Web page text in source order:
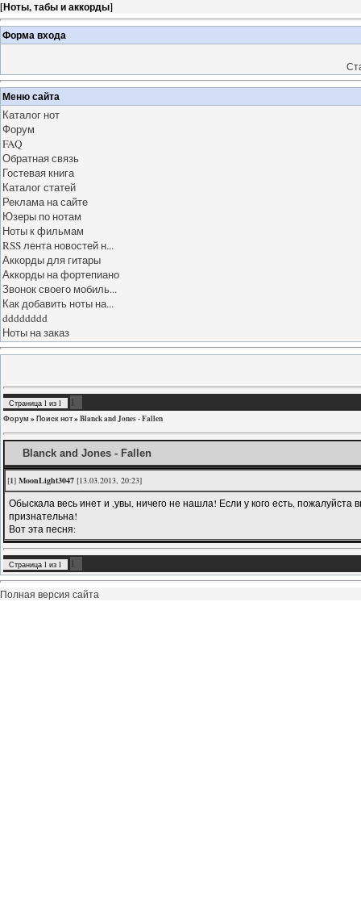
[Ноты, табы и аккорды]
Форма входа
Меню сайта
Каталог нот
Форум
FAQ
Обратная связь
Гостевая книга
Каталог статей
Реклама на сайте
Юзеры по нотам
Ноты к фильмам
RSS лента новостей н...
Аккорды для гитары
Аккорды на фортепиано
Звонок своего мобиль...
Как добавить ноты на...
dddddddd
Ноты на заказ
Страница 1 из 1 1
Форум »Поиск нот»Blanck and Jones - Fallen
Blanck and Jones - Fallen
[1] MoonLight3047 [13.03.2013, 20:23]
Обыскала весь инет и ,увы, ничего не нашла! Если у кого есть, пожалуйста
признательна!
Вот эта песня:
Страница 1 из 1 1
Полная версия сайта